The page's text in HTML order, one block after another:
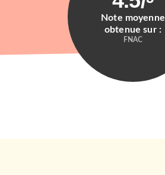
Note moyenne
obtenue sur :
FNAC